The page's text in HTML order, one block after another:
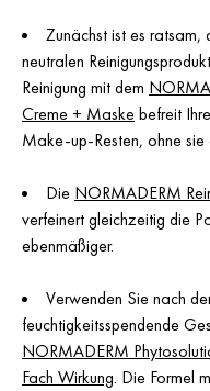
Zunächst ist es
neutralen
Reinigung mit dem
Creme + Maskebefreit
Make-up-Resten, ohne sie
Die NORMADERM
verfeinert gleichzeitig die
ebenmäßiger.
Verwenden Sie nach
feuchtigkeitsspendende
NORMADERM
Fach Wirkung. Die Formel